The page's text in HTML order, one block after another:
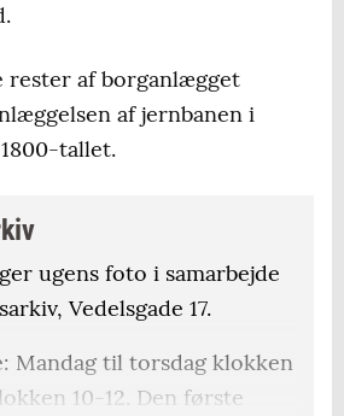
rester af borganlægget
af jernbanen i
tallet.
ugens foto i samarbejde
Vedelsgade 17.
Mandag til torsdag klokken
10-12. Den første